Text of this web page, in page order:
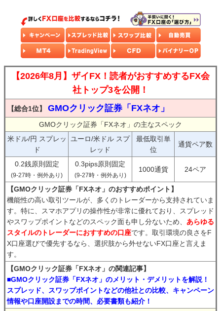
【2026年8月】ザイFX！読者がおすすめするFX会
社トップ3を公開！
【総合1位】 GMOクリック証券「FXネオ」
GMOクリック証券「FXネオ」の主なスペック
米ドル/円 スプレッ
ド
ユーロ/米ドル スプ
レッド
最低取引単
位
通貨ペア数
0.2銭原則固定
(9-27時・例外あり)
0.3pips原則固定
(9-27時・例外あり)
1000通貨 24ペア
【GMOクリック証券「FXネオ」のおすすめポイント】
機能性の高い取引ツールが、多くのトレーダーから支持されていま
す。特に、スマホアプリの操作性が非常に優れており、スプレッド
やスワップポイントなどのスペック面も申し分ないため、 あらゆる
スタイルのトレーダーにおすすめの口座です。取引環境の良さをF
X口座選びで優先するなら、選択肢から外せないFX口座と言えま
す。
【GMOクリック証券「FXネオ」の関連記事】
■GMOクリック証券「FXネオ」のメリット・デメリットを解説！
スプレッド、スワップポイントなどの他社との比較、キャンペーン
情報や口座開設までの時間、必要書類も紹介！